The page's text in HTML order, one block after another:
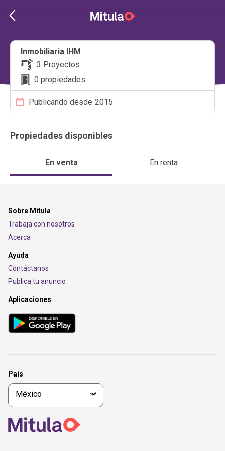
Inmobiliaria IHM
3 Proyectos
0 propiedades
Publicando desde 2015
Propiedades disponibles
En venta En renta
Sobre Mitula
Trabaja con nosotros
Acerca
Ayuda
Contáctanos
Publica tu anuncio
Aplicaciones
País